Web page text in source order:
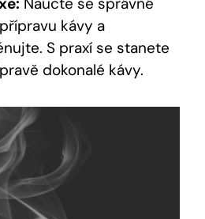
kávy a
S praxí se stanete
dokonalé kávy.